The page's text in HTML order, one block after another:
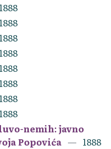
1888
1888
1888
1888
1888
1888
1888
1888
nemih: javno
Popovića
1888